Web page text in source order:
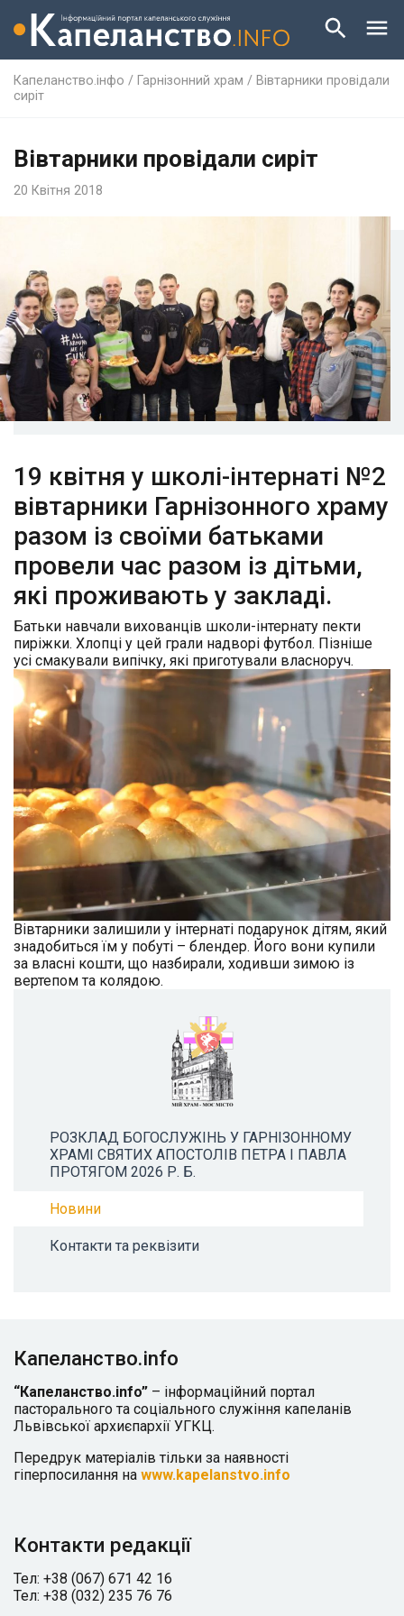
Капеланство.інфо / Гарнізонний храм / Вівтарники провідали
сиріт
Вівтарники провідали сиріт
20 Квітня 2018
19 квітня у школі-інтернаті №2
вівтарники Гарнізонного храму
разом із своїми батьками
провели час разом із дітьми,
які проживають у закладі.
Батьки навчали вихованців школи-інтернату пекти
пиріжки. Хлопці у цей грали надворі футбол. Пізніше
усі смакували випічку, які приготували власноруч.
Вівтарники залишили у інтернаті подарунок дітям, який
знадобиться їм у побуті – блендер. Його вони купили
за власні кошти, що назбирали, ходивши зимою із
вертепом та колядою.
РОЗКЛАД БОГОСЛУЖІНЬ У ГАРНІЗОННОМУ
ХРАМІ СВЯТИХ АПОСТОЛІВ ПЕТРА І ПАВЛА
ПРОТЯГОМ 2026 Р. Б.
Новини
Контакти та реквізити
Капеланство.info
“Капеланство.info” – інформаційний портал
пасторального та соціального служіння капеланів
Львівської архиєпархії УГКЦ.
Передрук матеріалів тільки за наявності
гіперпосилання на www.kapelanstvo.info
Контакти редакції
Тел: +38 (067) 671 42 16
Тел: +38 (032) 235 76 76